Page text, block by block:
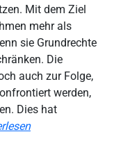
Mit dem Ziel
mehr als
sie Grundrechte
Die
auch zur Folge,
werden,
Dies hat